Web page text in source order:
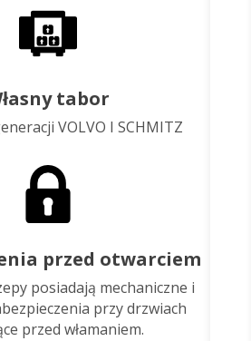
tabor
VOLVO I SCHMITZ
przed otwarciem
posiadają mechaniczne i
przy drzwiach
przed włamaniem.